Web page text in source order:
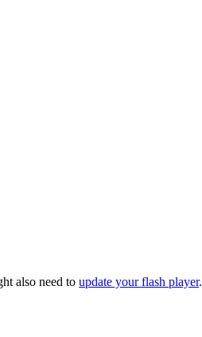
also need toupdate your flash player.